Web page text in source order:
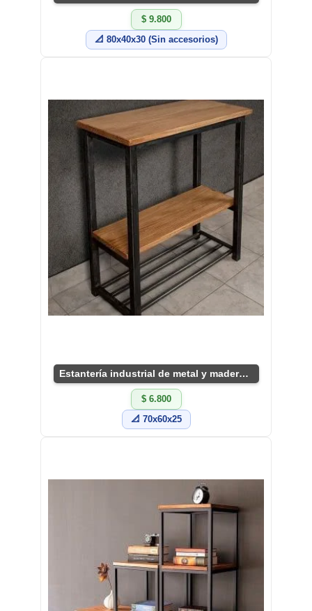
$ 9.800
📐 80x40x30 (Sin accesorios)
Estantería industrial de metal y madera resistente
$ 6.800
📐 70x60x25